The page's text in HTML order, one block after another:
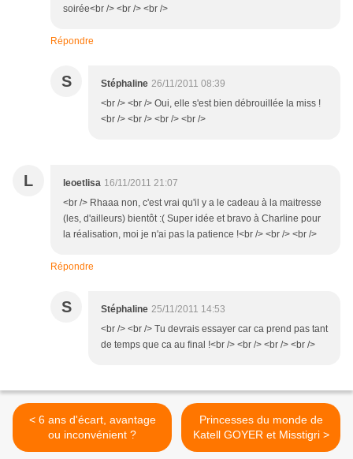
soirée<br /> <br /> <br />
Répondre
S Stéphaline 26/11/2011 08:39
<br /> <br /> Oui, elle s'est bien débrouillée la miss !
<br /> <br /> <br /> <br />
L leoetlisa 16/11/2011 21:07
<br /> Rhaaa non, c'est vrai qu'il y a le cadeau à la maitresse
(les, d'ailleurs) bientôt :( Super idée et bravo à Charline pour
la réalisation, moi je n'ai pas la patience !<br /> <br /> <br />
Répondre
S Stéphaline 25/11/2011 14:53
<br /> <br /> Tu devrais essayer car ca prend pas tant
de temps que ca au final !<br /> <br /> <br /> <br />
< 6 ans d'écart, avantage
ou inconvénient ?
Princesses du monde de
Katell GOYER et Misstigri >